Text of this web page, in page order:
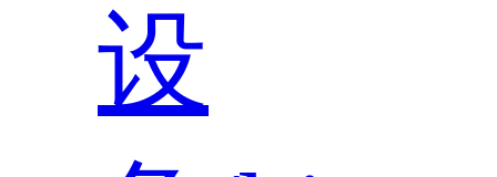
设